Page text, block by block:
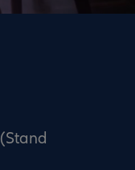
(Stand